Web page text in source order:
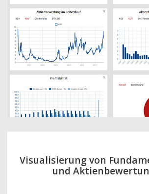
Visualisierung von
und